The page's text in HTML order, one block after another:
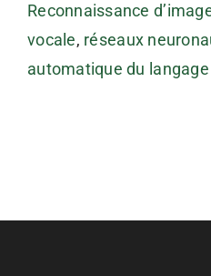
Reconnaissance
vocale, réseaux
automatique du langage